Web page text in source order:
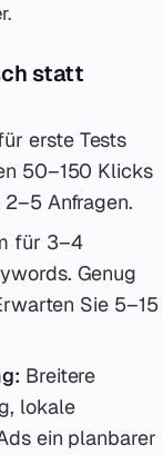
statt
erste Tests
50–150 Klicks
Anfragen.
für 3–4
Genug
Sie 5–15
Breitere
lokale
ein planbarer